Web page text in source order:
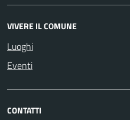
VIVERE IL COMUNE
Luoghi
Eventi
CONTATTI